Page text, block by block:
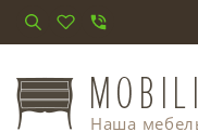
Наша